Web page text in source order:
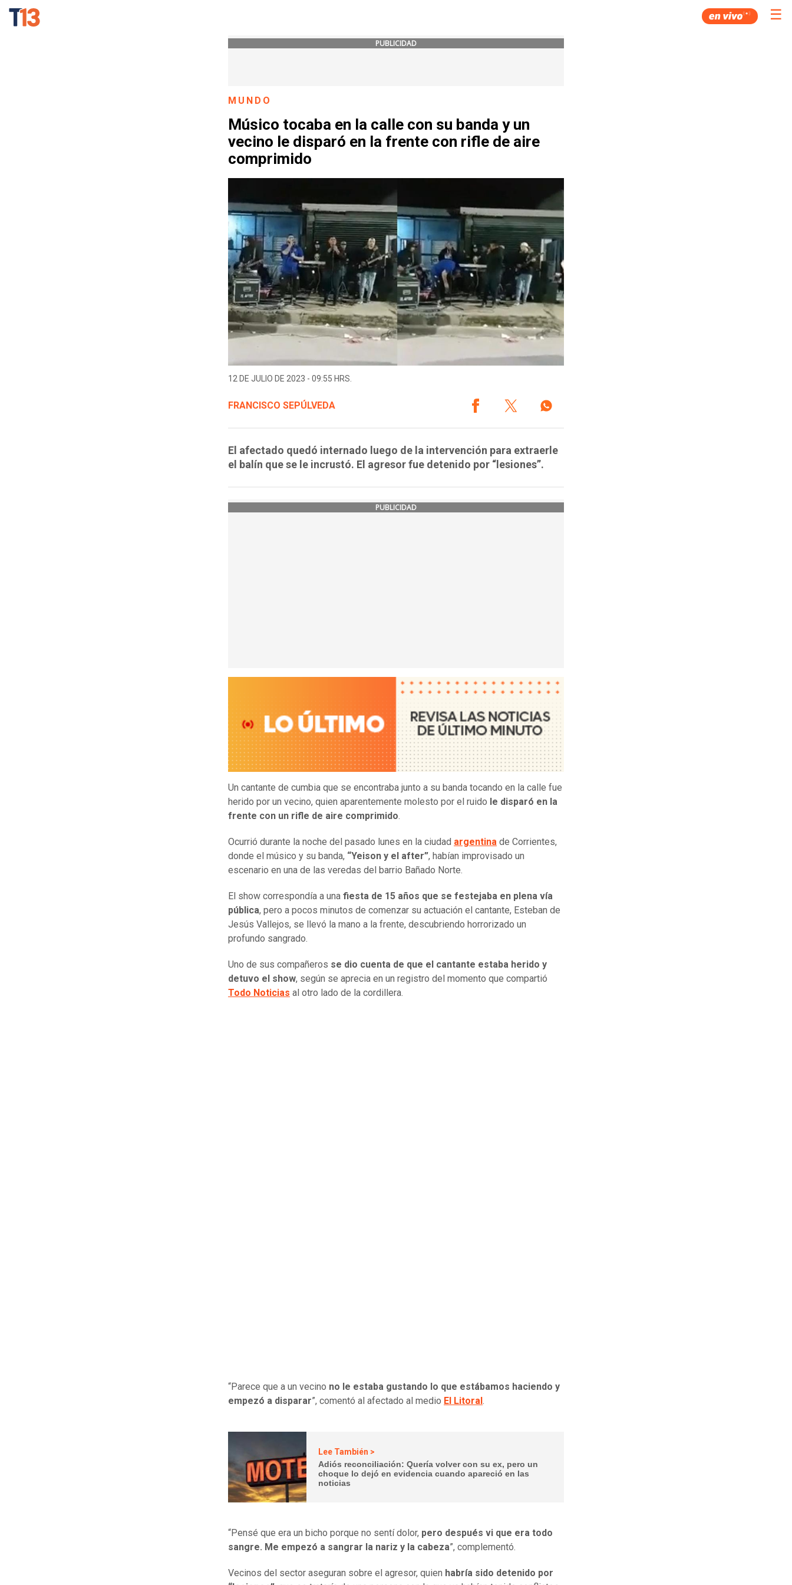
☰
PUBLICIDAD
MUNDO
Músico tocaba en la calle con su banda y un
vecino le disparó en la frente con rifle de aire
comprimido
12 DE JULIO DE 2023 - 09:55 HRS.
FRANCISCO SEPÚLVEDA
El afectado quedó internado luego de la intervención para extraerle
el balín que se le incrustó. El agresor fue detenido por “lesiones”.
PUBLICIDAD
Un cantante de cumbia que se encontraba junto a su banda tocando en la calle fue
herido por un vecino, quien aparentemente molesto por el ruido le disparó en la
frente con un rifle de aire comprimido.
Ocurrió durante la noche del pasado lunes en la ciudad argentina de Corrientes,
donde el músico y su banda, “Yeison y el after”, habían improvisado un
escenario en una de las veredas del barrio Bañado Norte.
El show correspondía a una fiesta de 15 años que se festejaba en plena vía
pública, pero a pocos minutos de comenzar su actuación el cantante, Esteban de
Jesús Vallejos, se llevó la mano a la frente, descubriendo horrorizado un
profundo sangrado.
Uno de sus compañeros se dio cuenta de que el cantante estaba herido y
detuvo el show, según se aprecia en un registro del momento que compartió
Todo Noticias al otro lado de la cordillera.
“Parece que a un vecino no le estaba gustando lo que estábamos haciendo y
empezó a disparar”, comentó al afectado al medio El Litoral .
Lee También >
Adiós reconciliación: Quería volver con su ex, pero un
choque lo dejó en evidencia cuando apareció en las
noticias
“Pensé que era un bicho porque no sentí dolor, pero después vi que era todo
sangre. Me empezó a sangrar la nariz y la cabeza”, complementó.
Vecinos del sector aseguran sobre el agresor, quien habría sido detenido por